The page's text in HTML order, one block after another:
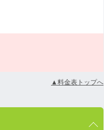
▲料金表トップへ